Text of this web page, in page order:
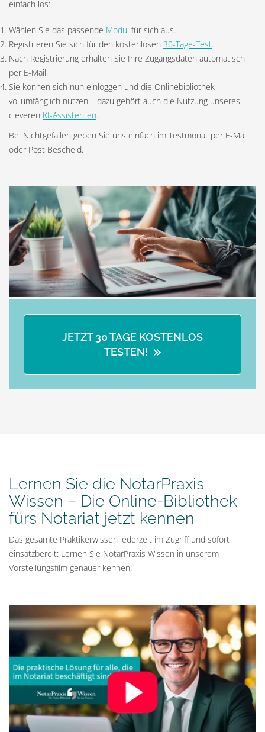
einfach los:
Wählen Sie das passende Modul für sich aus.
Registrieren Sie sich für den kostenlosen 30-Tage-Test.
Nach Registrierung erhalten Sie Ihre Zugangsdaten automatisch
per E-Mail.
Sie können sich nun einloggen und die Onlinebibliothek
vollumfänglich nutzen – dazu gehört auch die Nutzung unseres
cleveren KI-Assistenten.
Bei Nichtgefallen geben Sie uns einfach im Testmonat per E-Mail
oder Post Bescheid.
JETZT 30 TAGE KOSTENLOS
TESTEN!
Lernen Sie die NotarPraxis
Wissen – Die Online-Bibliothek
fürs Notariat jetzt kennen
Das gesamte Praktikerwissen jederzeit im Zugriff und sofort
einsatzbereit: Lernen Sie NotarPraxis Wissen in unserem
Vorstellungsfilm genauer kennen!